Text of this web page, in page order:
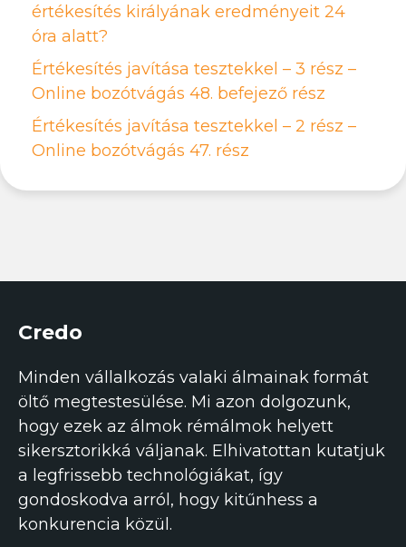
értékesítés királyának eredményeit 24
óra alatt?
Értékesítés javítása tesztekkel – 3 rész –
Online bozótvágás 48. befejező rész
Értékesítés javítása tesztekkel – 2 rész –
Online bozótvágás 47. rész
Credo
Minden vállalkozás valaki álmainak formát
öltő megtestesülése. Mi azon dolgozunk,
hogy ezek az álmok rémálmok helyett
sikersztorikká váljanak. Elhivatottan kutatjuk
a legfrissebb technológiákat, így
gondoskodva arról, hogy kitűnhess a
konkurencia közül.